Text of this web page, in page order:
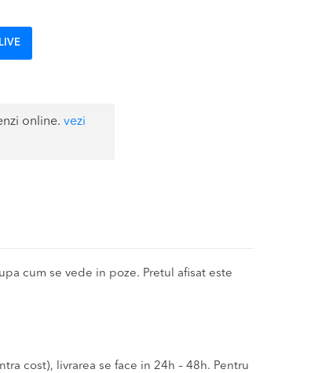
online.vezi
cum se vede in poze. Pretul afisat este
cost), livrarea se face in 24h – 48h. Pentru